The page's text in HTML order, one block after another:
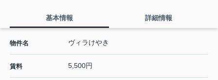
基本情報 詳細情報
物件名 ヴィラけやき
賃料 5,500円